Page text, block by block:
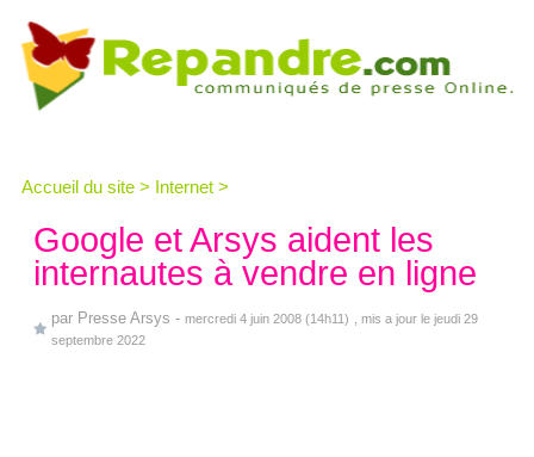
Accueil du site > Internet >
Google et Arsys aident les
internautes à vendre en ligne
par Presse Arsys - mercredi 4 juin 2008 (14h11)
, mis a jour le jeudi 29
septembre 2022